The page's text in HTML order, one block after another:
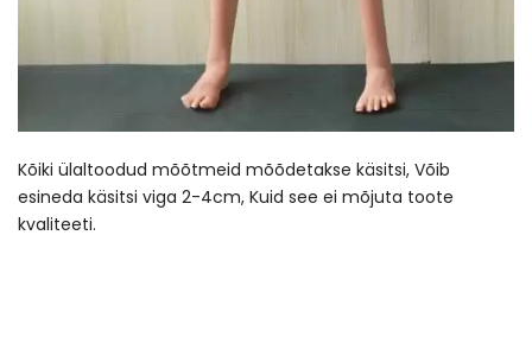
Kõiki ülaltoodud mõõtmeid mõõdetakse käsitsi, Võib
esineda käsitsi viga 2-4cm, Kuid see ei mõjuta toote
kvaliteeti.